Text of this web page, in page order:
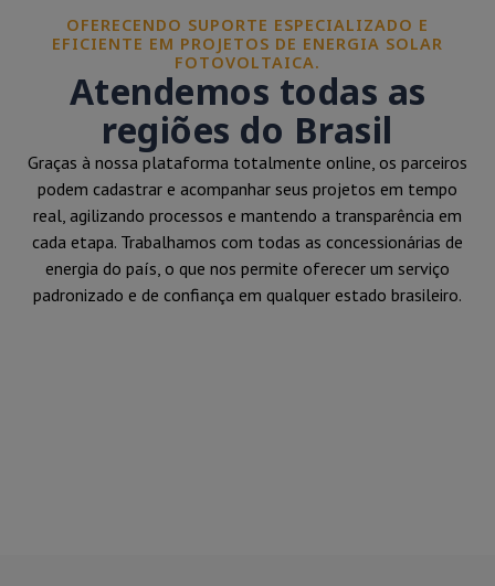
OFERECENDO SUPORTE ESPECIALIZADO E
EFICIENTE EM PROJETOS DE ENERGIA SOLAR
FOTOVOLTAICA.
Atendemos todas as
regiões do Brasil
Graças à nossa plataforma totalmente online, os parceiros
podem cadastrar e acompanhar seus projetos em tempo
real, agilizando processos e mantendo a transparência em
cada etapa. Trabalhamos com todas as concessionárias de
energia do país, o que nos permite oferecer um serviço
padronizado e de confiança em qualquer estado brasileiro.